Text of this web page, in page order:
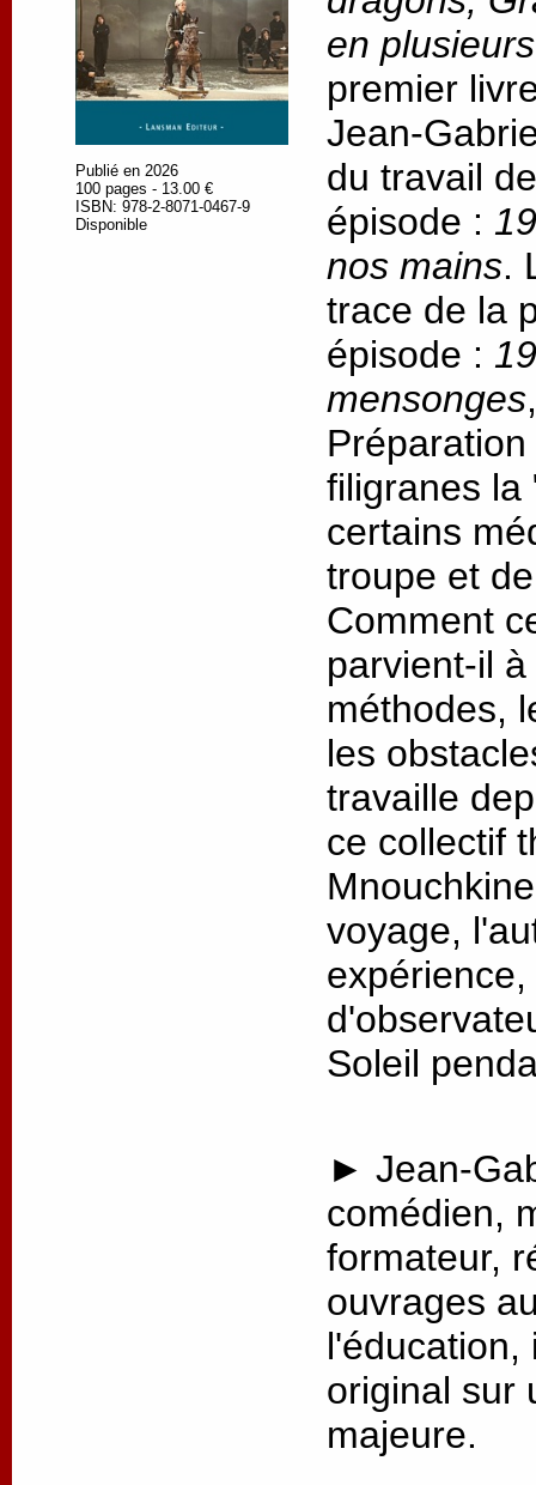
Publié en 2026
100 pages - 13.00 €
ISBN: 978-2-8071-0467-9
Disponible
en
premier
Jean-
du travail
épisode :
nos mains.
trace de la
épisode :
mensonges
filigranes la
certains
troupe et
Comment
parvient-il
méthodes,
les
travaille
ce collectif
voyage,
Soleil
► Jean-
comédien,
formateur,
ouvrages
l'éducation,
original sur
majeure.